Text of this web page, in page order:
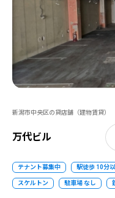
新潟市中央区の貸店舗（建物賃貸）
万代ビル
テナント募集中 駅徒歩 10分
スケルトン 駐車場 なし